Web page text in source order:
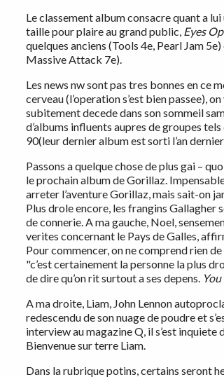
Le classement album consacre quant a
taille pour plaire au grand public, Eyes
quelques anciens (Tools 4e, Pearl Jam
Massive Attack 7e).
Les news nw sont pas tres bonnes en ce
cerveau (l’operation s’est bien passee),
subitement decede dans son sommeil
d’albums influents aupres de groupes
90(leur dernier album est sorti l’an
Passons a quelque chose de plus gai –
le prochain album de Gorillaz.
arreter l’aventure Gorillaz, mais sait-on
Plus drole encore, les frangins Gallagher
de connerie. A ma gauche, Noel,
verites concernant le Pays de Galles,
Pour commencer, on ne comprend rien
"c’est certainement la personne la plus
de dire qu’on rit surtout a ses depens.
A ma droite, Liam, John Lennon
redescendu de son nuage de poudre et
interview au magazine Q, il s’est
Bienvenue sur terre Liam.
Dans la rubrique potins, certains seront